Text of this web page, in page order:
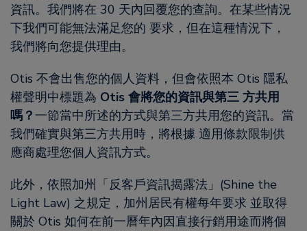
資訊。我們將在 30 天內回覆您的查詢。在某些情況
下我們可能無法滿足您的 要求，但在這種情況下，
我們將向您提供理由。
Otis 不會出售您的個人資料，但會依照本 Otis 隱私
權聲明中標題為 Otis 會將您的資訊與第三 方共用
嗎？ 一節當中所述的方式與第三方共用您的資訊。當
我們確實與第三方共用時，將根據 適用條款限制供
應商處理您個人資訊方式。
此外，依照加州「反客戶資訊揭露法」(Shine the
Light Law) 之規定，加州居民有權每年要求 並取得
關於 Otis 如何在前一曆年內因直接行銷用途而將個